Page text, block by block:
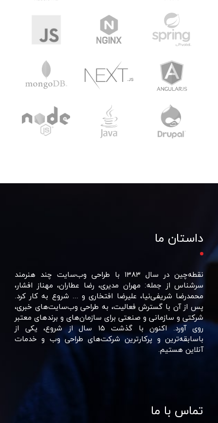
داستان ما
نقطه‌چین در سال ۱۳۸۳ با طراحی وب‌سایت چند هنرمند
سرشناس از جمله: مهران مدیری، رضا عطاران، مهناز افشار،
محمدرضا شریفی‌نیا، علیرضا افتخاری و ... شروع به کار کرد.
پس از آن با گسترش فعالیت، به طراحی وب‌سایت‌های خبری،
شرکتی و سازمانی و صنعتی برای سازمان‌های و برند‌های معتبر
روی آورد. اکنون با گذشت ۱۵ سال از شروع، یکی از
باسابقه‌ترین و پرکارترین شرکت‌های طراحی وب و خدمات
آنلاین هستیم.
تماس با ما